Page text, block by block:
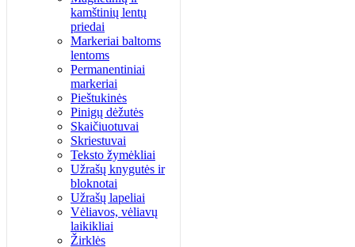
kamštinių lentų
priedai
Markeriai baltoms
lentoms
Permanentiniai
markeriai
Pieštukinės
Pinigų dėžutės
Skaičiuotuvai
Skriestuvai
Teksto žymėkliai
Užrašų knygutės ir
bloknotai
Užrašų lapeliai
Vėliavos, vėliavų
laikikliai
Žirklės